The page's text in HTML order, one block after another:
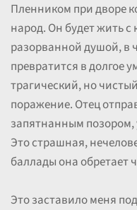
Пленником при дворе
народ. Он будет жить с
разорванной душой, в
превратится в долгое
трагический, но
поражение. Отец
запятнанным
Это страшная,
баллады она обретает
Это заставило меня